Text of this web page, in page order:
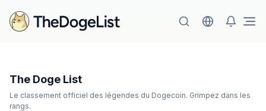
The Doge List
Le classement officiel des légendes du Dogecoin. Grimpez dans les
rangs.